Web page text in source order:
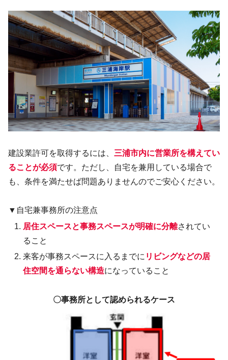
建設業許可を取得するには、 三浦市内に営業所を構えてい
ることが必須です。ただし、自宅を兼用している場合で
も、条件を満たせば問題ありませんのでご安心ください。
▼自宅兼事務所の注意点
居住スペースと事務スペースが明確に分離されてい
ること
来客が事務スペースに入るまでに リビングなどの居
住空間を通らない構造になっていること
〇事務所として認められるケース